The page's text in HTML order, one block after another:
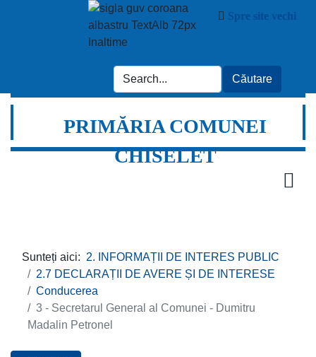
Spre site vechi
PRIMĂRIA COMUNEI
CHISELET
Sunteți aici: 2. INFORMAȚII DE INTERES PUBLIC
2.7 DECLARAȚII DE AVERE ȘI DE INTERESE
Conducerea
3 - Secretarul General al Comunei - Dumitru
Madalin Petronel